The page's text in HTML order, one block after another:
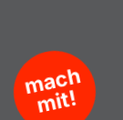
m
a
c
h
mit!